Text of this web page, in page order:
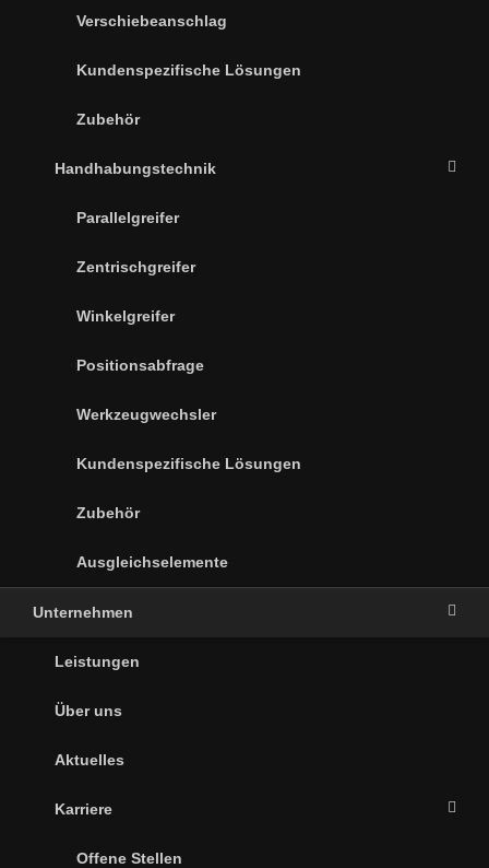
Verschiebeanschlag
Kundenspezifische Lösungen
Zubehör
Handhabungstechnik
Parallelgreifer
Zentrischgreifer
Winkelgreifer
Positionsabfrage
Werkzeugwechsler
Kundenspezifische Lösungen
Zubehör
Ausgleichselemente
Unternehmen
Leistungen
Über uns
Aktuelles
Karriere
Offene Stellen